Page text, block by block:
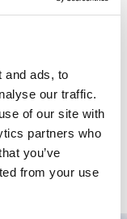
and ads, to
our traffic.
of our site with
partners who
you’ve
from your use